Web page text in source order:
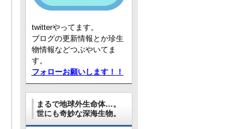
twitterやってます。
ブログの更新情報とか珍生
物情報などつぶやいてま
す。
フォローお願いします！！
まるで地球外生命体…。
世にも奇妙な深海生物。